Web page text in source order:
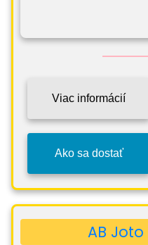
Viac informácií
Ako sa dostať
AB Joto